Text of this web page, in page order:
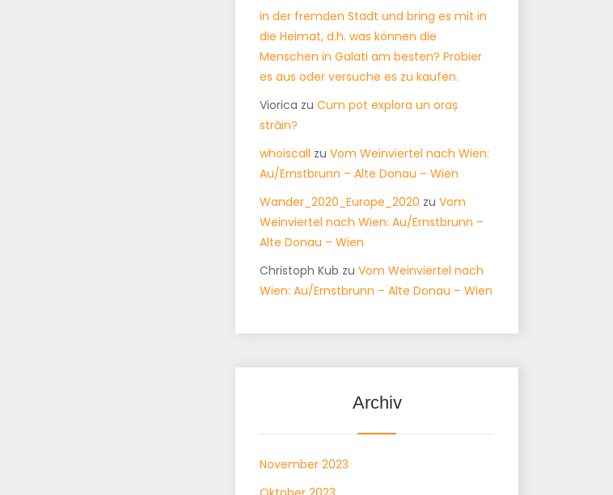
in der fremden Stadt und bring es mit in
die Heimat, d.h. was können die
Menschen in Galati am besten? Probier
es aus oder versuche es zu kaufen.
Viorica zu Cum pot explora un oraș
străin?
whoiscall zu Vom Weinviertel nach Wien:
Au/Ernstbrunn – Alte Donau – Wien
Wander_2020_Europe_2020 zu Vom
Weinviertel nach Wien: Au/Ernstbrunn –
Alte Donau – Wien
Christoph Kub zu Vom Weinviertel nach
Wien: Au/Ernstbrunn – Alte Donau – Wien
Archiv
November 2023